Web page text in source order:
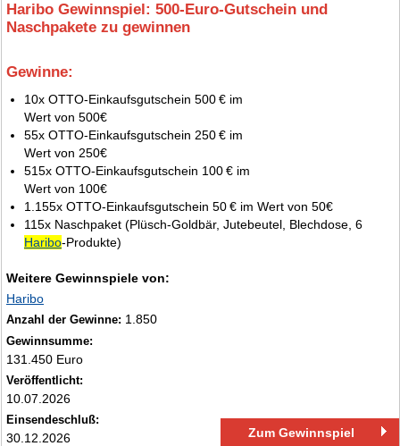
Haribo Gewinnspiel: 500‑Euro‑Gutschein und
Naschpakete zu gewinnen
Gewinne:
10x OTTO‑Einkaufsgutschein 500 € im
Wert von 500€
55x OTTO‑Einkaufsgutschein 250 € im
Wert von 250€
515x OTTO‑Einkaufsgutschein 100 € im
Wert von 100€
1.155x OTTO‑Einkaufsgutschein 50 € im Wert von 50€
115x Naschpaket (Plüsch‑Goldbär, Jutebeutel, Blechdose, 6
Haribo‑Produkte)
Weitere Gewinnspiele von:
Haribo
Anzahl der Gewinne: 1.850
Gewinnsumme:
131.450 Euro
Veröffentlicht:
10.07.2026
Einsendeschluß:
30.12.2026 Zum Gewinnspiel